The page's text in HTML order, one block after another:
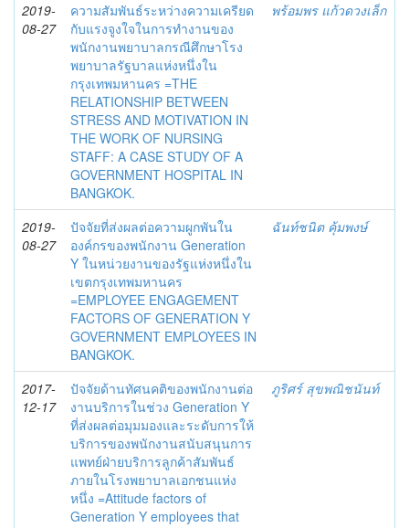
2019-
08-27
ความสัมพันธ์ระหว่างความเครียด
กับแรงจูงใจในการทำงานของ
พนักงานพยาบาลกรณีศึกษาโรง
พยาบาลรัฐบาลแห่งหนึ่งใน
กรุงเทพมหานคร =THE
RELATIONSHIP BETWEEN
STRESS AND MOTIVATION IN
THE WORK OF NURSING
STAFF: A CASE STUDY OF A
GOVERNMENT HOSPITAL IN
BANGKOK.
พร้อมพร แก้วดวงเล็ก
2019-
08-27
ปัจจัยที่ส่งผลต่อความผูกพันใน
องค์กรของพนักงาน Generation
Y ในหน่วยงานของรัฐแห่งหนึ่งใน
เขตกรุงเทพมหานคร
=EMPLOYEE ENGAGEMENT
FACTORS OF GENERATION Y
GOVERNMENT EMPLOYEES IN
BANGKOK.
ฉันท์ชนิต คุ้มพงษ์
2017-
12-17
ปัจจัยด้านทัศนคติของพนักงานต่อ
งานบริการในช่วง Generation Y
ที่ส่งผลต่อมุมมองและระดับการให้
บริการของพนักงานสนับสนุนการ
แพทย์ฝ่ายบริการลูกค้าสัมพันธ์
ภายในโรงพยาบาลเอกชนแห่ง
หนึ่ง =Attitude factors of
Generation Y employees that
ภูริศร์ สุขพณิชนันท์